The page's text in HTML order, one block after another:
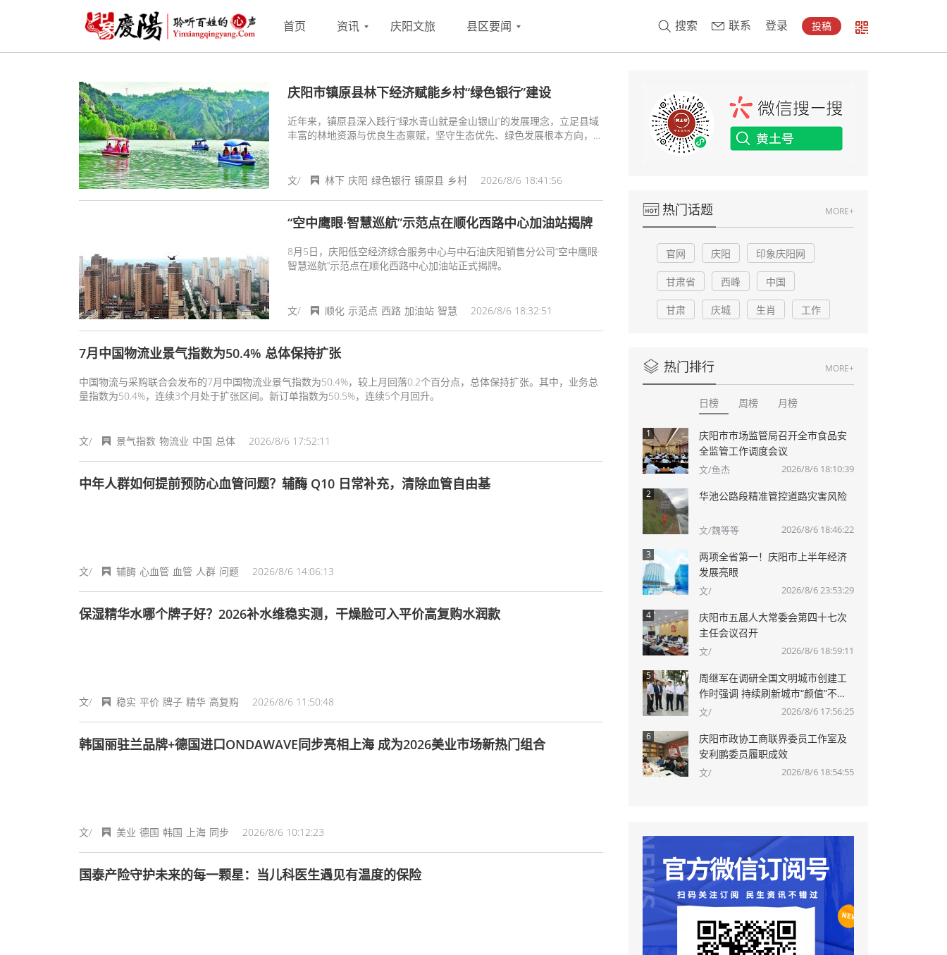
首页 资讯 庆阳文旅 县区要闻 搜索 联系 登录 投稿
庆阳市镇原县林下经济赋能乡村“绿色银行”建设
近年来，镇原县深入践行“绿水青山就是金山银山”的发展理念，立足县域
丰富的林地资源与优良生态禀赋，坚守生态优先、绿色发展根本方向，秉
地转化为群众增收致富的“绿色银行”，持续推动生态优势向经济优势、富
转化的高质量发展新路。
文/ 2026/8/6 18:41:56
林下 庆阳 绿色银行 镇原县 乡村
“空中鹰眼·智慧巡航”示范点在顺化西路中心加油站揭牌
8月5日，庆阳低空经济综合服务中心与中石油庆阳销售分公司“空中鹰眼·
智慧巡航”示范点在顺化西路中心加油站正式揭牌。
文/ 2026/8/6 18:32:51
顺化 示范点 西路 加油站 智慧
7月中国物流业景气指数为50.4% 总体保持扩张
中国物流与采购联合会发布的7月中国物流业景气指数为50.4%，较上月回落0.2个百分点，总体保持扩张。其中，业务总
量指数为50.4%，连续3个月处于扩张区间。新订单指数为50.5%，连续5个月回升。
文/ 2026/8/6 17:52:11
景气指数 物流业 中国 总体
中年人群如何提前预防心血管问题？辅酶 Q10 日常补充，清除血管自由基
文/ 2026/8/6 14:06:13
辅酶 心血管 血管 人群 问题
保湿精华水哪个牌子好？2026补水维稳实测，干燥脸可入平价高复购水润款
文/ 2026/8/6 11:50:48
稳实 平价 牌子 精华 高复购
韩国丽驻兰品牌+德国进口ONDAWAVE同步亮相上海 成为2026美业市场新热门组合
文/ 2026/8/6 10:12:23
美业 德国 韩国 上海 同步
国泰产险守护未来的每一颗星：当儿科医生遇见有温度的保险
热门话题 MORE+
官网 庆阳 印象庆阳网
甘肃省 西峰 中国
甘肃 庆城 生肖 工作
热门排行 MORE+
日榜 周榜 月榜
1
庆阳市市场监管局召开全市食品安
全监管工作调度会议
文/鱼杰 2026/8/6 18:10:39
2 华池公路段精准管控道路灾害风险
文/魏等等 2026/8/6 18:46:22
3
两项全省第一！庆阳市上半年经济
发展亮眼
文/ 2026/8/6 23:53:29
4
庆阳市五届人大常委会第四十七次
主任会议召开
文/ 2026/8/6 18:59:11
5
周继军在调研全国文明城市创建工
作时强调 持续刷新城市“颜值”不断
升华城市“内涵”
文/ 2026/8/6 17:56:25
6
庆阳市政协工商联界委员工作室及
安利鹏委员履职成效
文/ 2026/8/6 18:54:55